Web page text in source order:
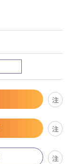
注
注
注